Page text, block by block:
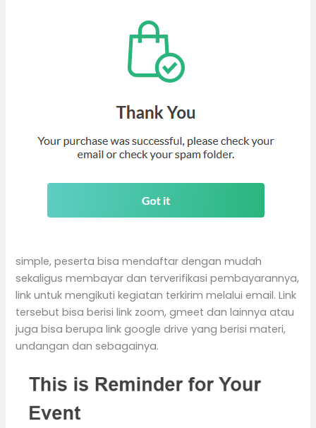
simple, peserta bisa mendaftar dengan mudah
sekaligus membayar dan terverifikasi pembayarannya,
link untuk mengikuti kegiatan terkirim melalui email. Link
tersebut bisa berisi link zoom, gmeet dan lainnya atau
juga bisa berupa link google drive yang berisi materi,
undangan dan sebagainya.